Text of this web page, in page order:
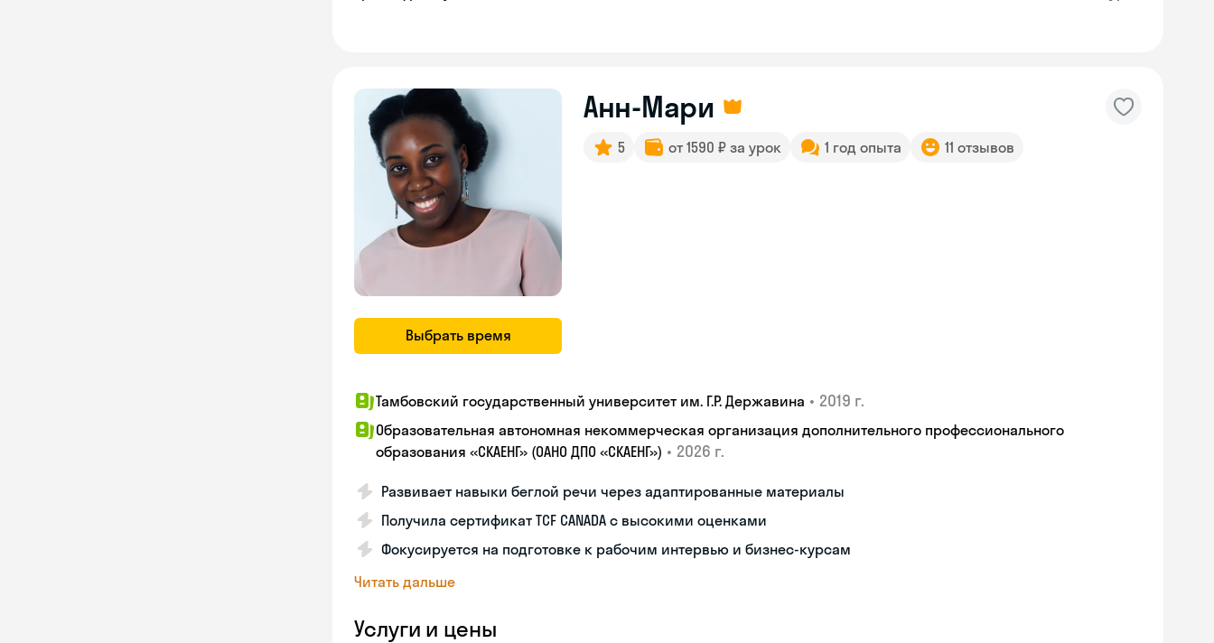
Выбрать время
Анн-Мари
5 от 1590 ₽ за урок 1 год опыта 11 отзывов
Тамбовский государственный университет им. Г.Р. Державина • 2019 г.
Образовательная автономная некоммерческая организация дополнительного профессионального
образования «СКАЕНГ» (ОАНО ДПО «СКАЕНГ») • 2026 г.
Развивает навыки беглой речи через адаптированные материалы
Получила сертификат TCF CANADA с высокими оценками
Фокусируется на подготовке к рабочим интервью и бизнес-курсам
Читать дальше
Услуги и цены